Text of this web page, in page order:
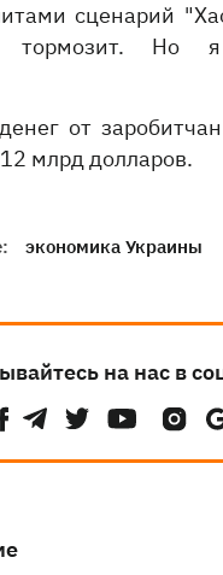
сценарий
тормозит. Но я
от
млрд долларов.
экономика Украины
на нас в